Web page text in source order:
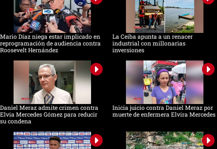
Mario Díaz niega estar implicado en
reprogramación de audiencia contra
Roosevelt Hernández
La Ceiba apunta a un renacer
industrial con millonarias
inversiones
Daniel Meraz admite crimen contra
Elvia Mercedes Gómez para reducir
su condena
Inicia juicio contra Daniel Meraz por
muerte de enfermera Elvira Mercedes